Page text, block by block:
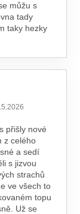
můžu s
tady
taky hezky
obchodu je 5 z 5
přišly nové
z celého
a sedí
s jizvou
strachů
ve všech to
topu
Už se